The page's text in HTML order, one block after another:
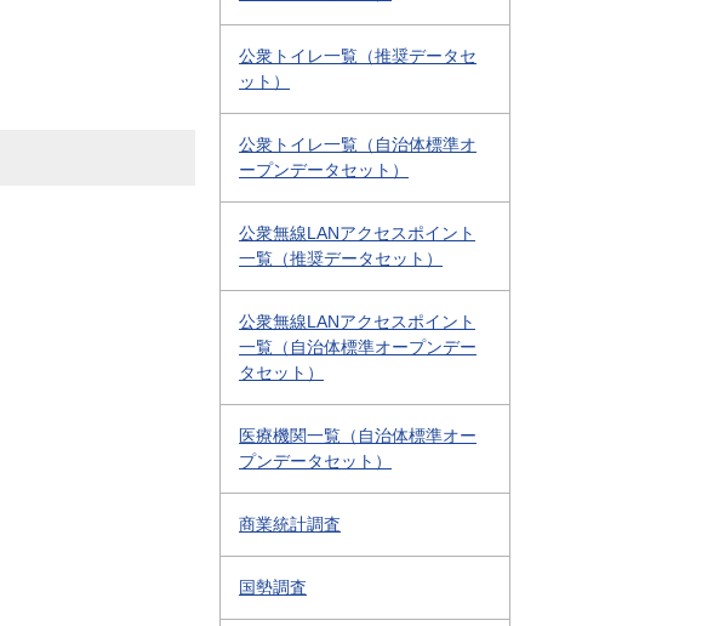
公衆トイレ一覧（推奨データセ
ット）
公衆トイレ一覧（自治体標準オ
ープンデータセット）
公衆無線LANアクセスポイント
一覧（推奨データセット）
公衆無線LANアクセスポイント
一覧（自治体標準オープンデー
タセット）
医療機関一覧（自治体標準オー
プンデータセット）
商業統計調査
国勢調査